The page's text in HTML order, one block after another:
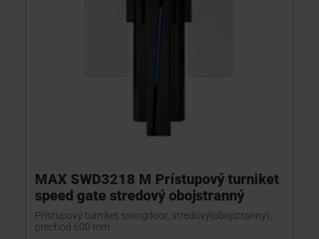
MAX SWD3218 M Prístupový turniket
speed gate stredový obojstranný
Prístupový turniket swingdoor, stredový(obojstranný),
prechod 600 mm